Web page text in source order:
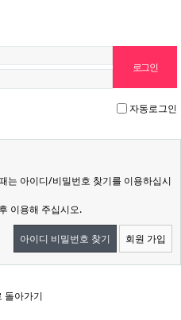
자동로그인
는 아이디/비밀번호 찾기를 이용하십시
이용해 주십시오.
아이디 비밀번호 찾기 회원 가입
돌아가기